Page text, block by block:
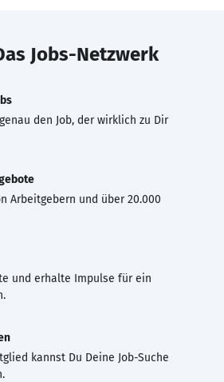
Jobs-Netzwerk
den Job, der wirklich zu Dir
Arbeitgebern und über 20.000
und erhalte Impulse für ein
kannst Du Deine Job-Suche